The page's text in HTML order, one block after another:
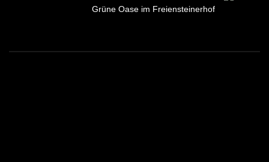
Grüne Oase im Freiensteinerhof